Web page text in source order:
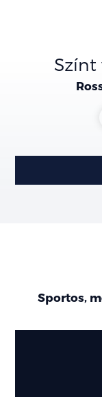
Színt
Sportos,